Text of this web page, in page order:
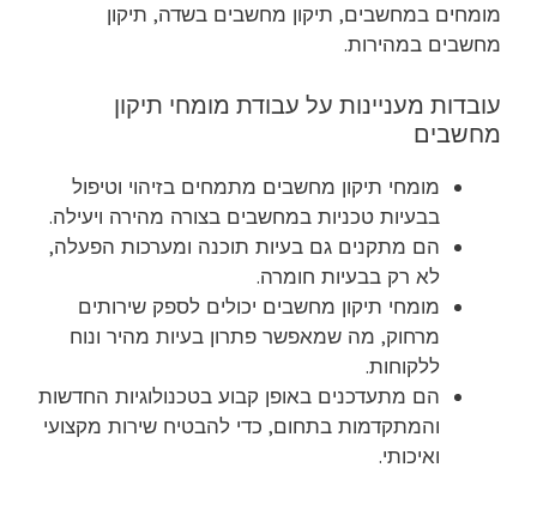
מומחים במחשבים, תיקון מחשבים בשדה, תיקון
מחשבים במהירות.
עובדות מעניינות על עבודת מומחי תיקון
מחשבים
מומחי תיקון מחשבים מתמחים בזיהוי וטיפול
בבעיות טכניות במחשבים בצורה מהירה ויעילה.
הם מתקנים גם בעיות תוכנה ומערכות הפעלה,
לא רק בבעיות חומרה.
מומחי תיקון מחשבים יכולים לספק שירותים
מרחוק, מה שמאפשר פתרון בעיות מהיר ונוח
ללקוחות.
הם מתעדכנים באופן קבוע בטכנולוגיות החדשות
והמתקדמות בתחום, כדי להבטיח שירות מקצועי
ואיכותי.